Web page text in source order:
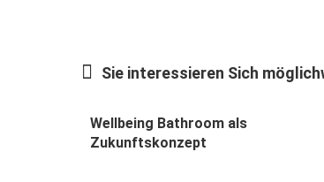
Sie interessieren Sich
Wellbeing Bathroom als
Zukunftskonzept